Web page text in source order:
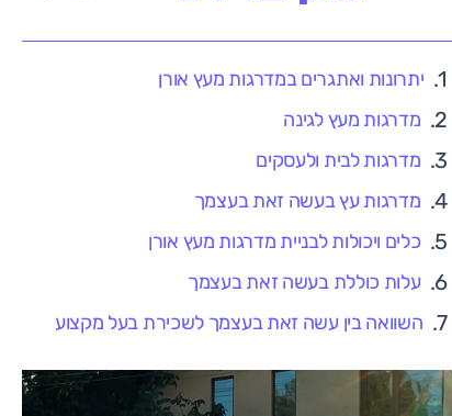
יתרונות ואתגרים במדרגות מעץ אורן
מדרגות מעץ לגינה
מדרגות לבית ולעסקים
מדרגות עץ בעשה זאת בעצמך
כלים ויכולות לבניית מדרגות מעץ אורן
עלות כוללת בעשה זאת בעצמך
השוואה בין עשה זאת בעצמך לשכירת בעל מקצוע